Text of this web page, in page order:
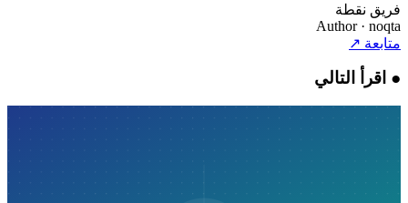
فريق نقطة
Author · noqta
متابعة↗
●اقرأ التالي